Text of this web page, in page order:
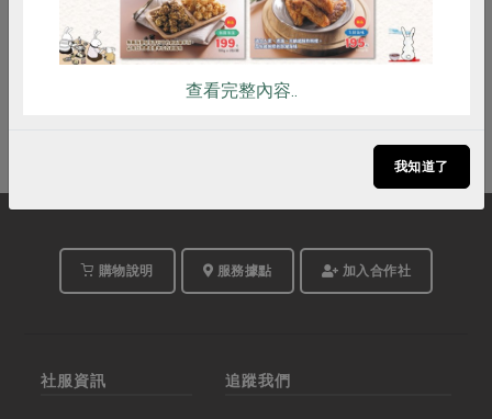
即將開始
購物說明 服務據點 加入合作社
社服資訊 追蹤我們
查看完整內容..
我知道了